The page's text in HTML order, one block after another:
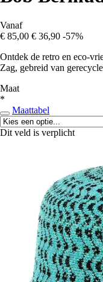
Vanaf
€ 85,00 € 36,90 -57%
Ontdek de retro en eco-
Zag, gebreid van
Maat
*
Maattabel
Dit veld is verplicht